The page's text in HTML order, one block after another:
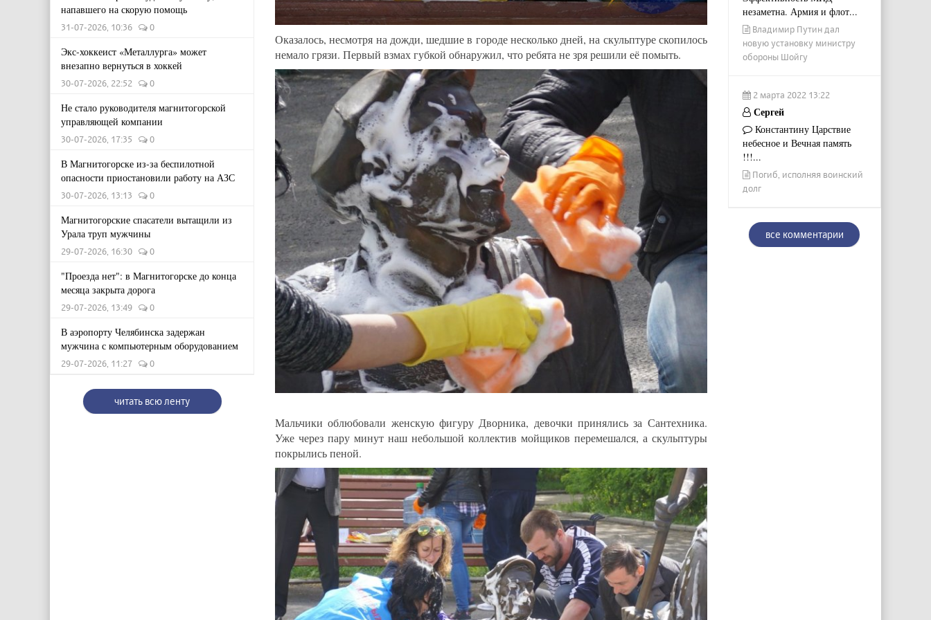
напавшего на скорую помощь
31-07-2026, 10:36 0
Экс-хоккеист «Металлурга» может
внезапно вернуться в хоккей
30-07-2026, 22:52 0
Не стало руководителя магнитогорской
управляющей компании
30-07-2026, 17:35 0
В Магнитогорске из-за беспилотной
опасности приостановили работу на АЗС
30-07-2026, 13:13 0
Магнитогорские спасатели вытащили из
Урала труп мужчины
29-07-2026, 16:30 0
"Проезда нет": в Магнитогорске до конца
месяца закрыта дорога
29-07-2026, 13:49 0
В аэропорту Челябинска задержан
мужчина с компьютерным оборудованием
29-07-2026, 11:27 0
читать всю ленту
Оказалось, несмотря на дожди, шедшие в городе несколько дней, на скульптуре скопилось
немало грязи. Первый взмах губкой обнаружил, что ребята не зря решили её помыть.
Мальчики облюбовали женскую фигуру Дворника, девочки принялись за Сантехника.
Уже через пару минут наш небольшой коллектив мойщиков перемешался, а скульптуры
покрылись пеной.
незаметна. Армия и флот...
Владимир Путин дал
новую установку министру
обороны Шойгу
2 марта 2022 13:22
Сергей
Константину Царствие
небесное и Вечная память
!!!...
Погиб, исполняя воинский
долг
все комментарии